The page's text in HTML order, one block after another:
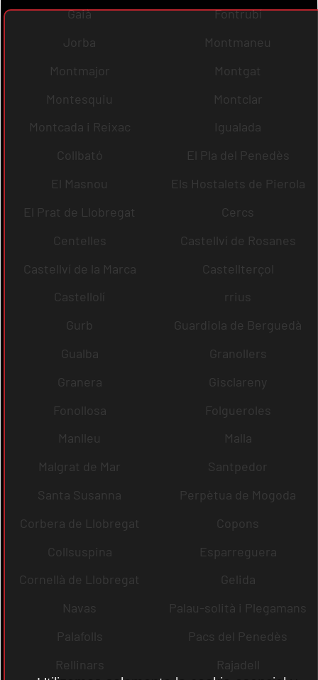
Gaià
Fontrubí
Jorba
Montmaneu
Montmajor
Montgat
Montesquiu
Montclar
Montcada i Reixac
Igualada
Collbató
El Pla del Penedès
El Masnou
Els Hostalets de Pierola
El Prat de Llobregat
Cercs
Centelles
Castellví de Rosanes
Castellví de la Marca
Castellterçol
Castellolí
rrius
Gurb
Guardiola de Berguedà
Gualba
Granollers
Granera
Gisclareny
Fonollosa
Folgueroles
Manlleu
Malla
Malgrat de Mar
Santpedor
Santa Susanna
Perpètua de Mogoda
Corbera de Llobregat
Copons
Collsuspina
Esparreguera
Cornellà de Llobregat
Gelida
Navas
Palau-solità i Plegamans
Palafolls
Pacs del Penedès
Rellinars
Rajadell